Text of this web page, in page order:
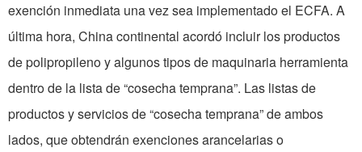
exención inmediata una vez sea implementado el ECFA. A
última hora, China continental acordó incluir los productos
de polipropileno y algunos tipos de maquinaria herramienta
dentro de la lista de “cosecha temprana”. Las listas de
productos y servicios de “cosecha temprana” de ambos
lados, que obtendrán exenciones arancelarias o